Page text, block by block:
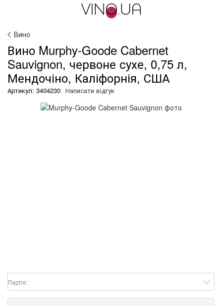
Вино
Вино Murphy-Goode Cabernet
Sauvignon, червоне сухе, 0,75 л,
Мендочіно, Каліфорнія, США
Артикул: 3404230 Написати відгук
Партія: